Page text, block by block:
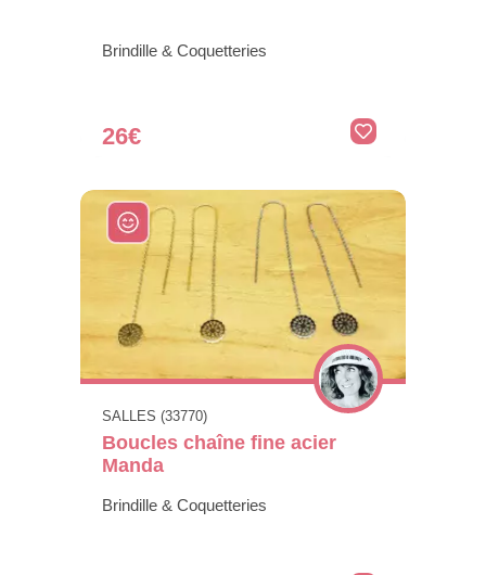
Brindille & Coquetteries
26€
SALLES (33770)
Boucles chaîne fine acier
Manda
Brindille & Coquetteries